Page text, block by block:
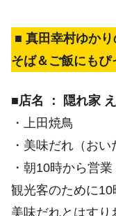
■ 真田幸村ゆか
そば＆ご飯にもぴ
■店名 ： 隠れ家
・上田焼鳥
・美味だれ（お
・朝10時から営業
観光客のために10
美味だれとはすり